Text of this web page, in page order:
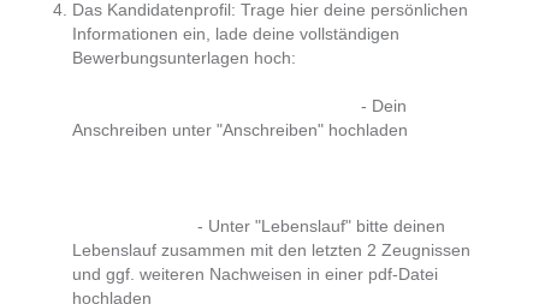
Das Kandidatenprofil: Trage hier deine persönlichen
Informationen ein, lade deine vollständigen
Bewerbungsunterlagen hoch:
- Dein
Anschreiben unter "Anschreiben" hochladen
- Unter "Lebenslauf" bitte deinen
Lebenslauf zusammen mit den letzten 2 Zeugnissen
und ggf. weiteren Nachweisen in einer pdf-Datei
hochladen